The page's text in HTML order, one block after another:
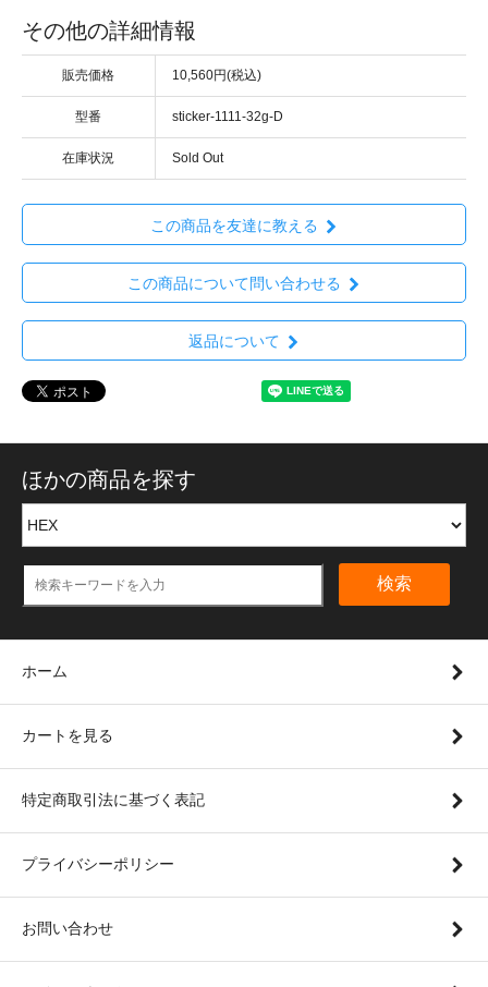
その他の詳細情報
販売価格 10,560円(税込)
型番 sticker-1111-32g-D
在庫状況 Sold Out
この商品を友達に教える
この商品について問い合わせる
返品について
ほかの商品を探す
検索
ホーム
カートを見る
特定商取引法に基づく表記
プライバシーポリシー
お問い合わせ